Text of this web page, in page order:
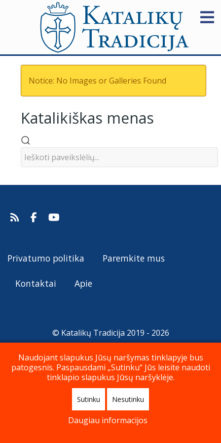
Notice: No Images or Galleries Found
Katalikiškas menas
Privatumo politika Paremkite mus
Kontaktai Apie
© Katalikų Tradicija 2019 - 2026
Į viršų
Naudojant slapukus Jūsų naršymas tinklapyje bus
patogesnis. Paspausdami „Sutinku“ Jūs leisite naudoti
tinklapio slapukus Jūsų naršyklėje.
Sutinku Nesutinku
Daugiau informacijos